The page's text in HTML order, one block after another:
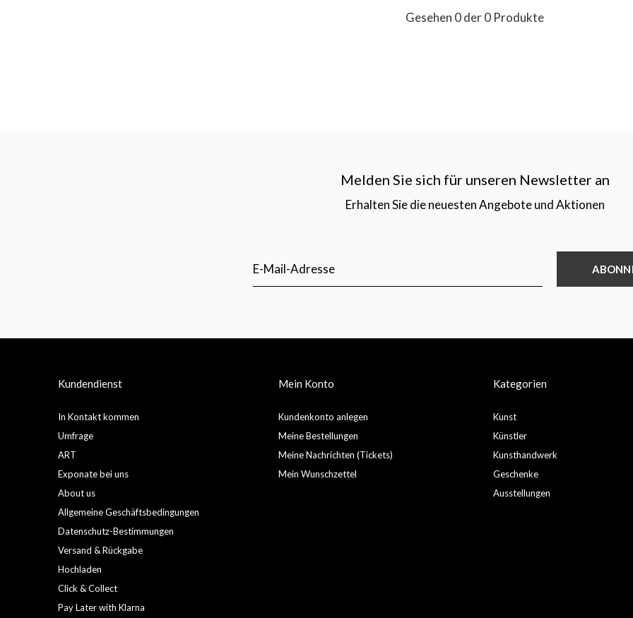
Gesehen 0 der 0 Produkte
Melden Sie sich für unseren Newsletter an
Erhalten Sie die neuesten Angebote und Aktionen
Kundendienst
In Kontakt kommen
Umfrage
ART
Exponate bei uns
About us
Allgemeine Geschäftsbedingungen
Datenschutz-Bestimmungen
Versand & Rückgabe
Hochladen
Click & Collect
Pay Later with Klarna
Mein Konto
Kundenkonto anlegen
Meine Bestellungen
Meine Nachrichten (Tickets)
Mein Wunschzettel
Kategorien
Kunst
Künstler
Kunsthandwerk
Geschenke
Ausstellungen